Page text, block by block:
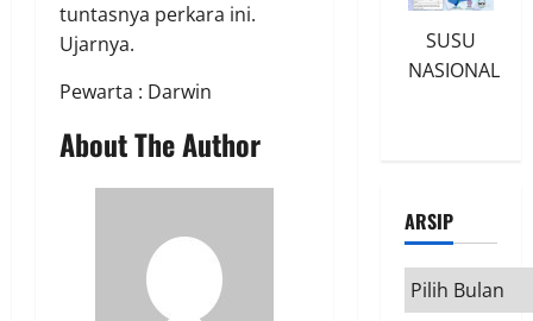
tuntasnya perkara ini.
Ujarnya.
Pewarta : Darwin
About The Author
SUSU
NASIONAL
ARSIP
Arsip